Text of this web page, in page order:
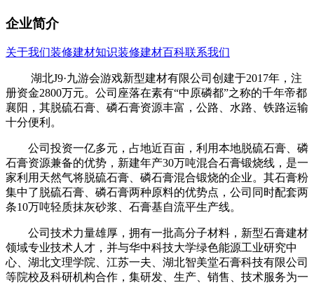
企业简介
关于我们装修建材知识装修建材百科联系我们
湖北J9·九游会游戏新型建材有限公司创建于2017年，注
册资金2800万元。公司座落在素有“中原磷都”之称的千年帝都
襄阳，其脱硫石膏、磷石膏资源丰富，公路、水路、铁路运输
十分便利。
公司投资一亿多元，占地近百亩，利用本地脱硫石膏、磷
石膏资源兼备的优势，新建年产30万吨混合石膏锻烧线，是一
家利用天然气将脱硫石膏、磷石膏混合锻烧的企业。其石膏粉
集中了脱硫石膏、磷石膏两种原料的优势点，公司同时配套两
条10万吨轻质抹灰砂浆、石膏基自流平生产线。
公司技术力量雄厚，拥有一批高分子材料，新型石膏建材
领域专业技术人才，并与华中科技大学绿色能源工业研究中
心、湖北文理学院、江苏一夫、湖北智美堂石膏科技有限公司
等院校及科研机构合作，集研发、生产、销售、技术服务为一